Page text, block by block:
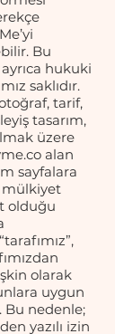
Bu
hukuki
saklıdır.
tarif,
tasarım,
üzere
alan
sayfalara
mülkiyet
olduğu
olarak
uygun
Bu nedenle;
yazılı izin